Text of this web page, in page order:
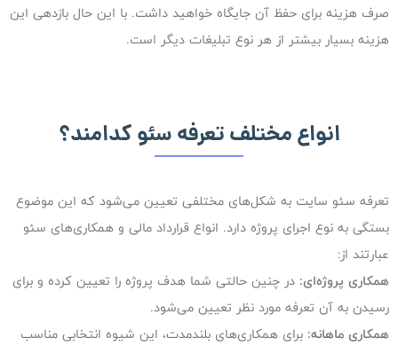
صرف هزینه برای حفظ آن جایگاه خواهید داشت. با این حال بازدهی این
هزینه بسیار بیشتر از هر نوع تبلیغات دیگر است.
انواع مختلف تعرفه سئو کدامند؟
تعرفه سئو سایت به شکل‌های مختلفی تعیین می‌شود که این موضوع
بستگی به نوع اجرای پروژه دارد. انواع قرارداد مالی و همکاری‌های سئو
عبارتند از:
همکاری پروژه‌ای: در چنین حالتی شما هدف پروژه را تعیین کرده و برای
رسیدن به آن تعرفه‌ مورد نظر تعیین می‌شود.
همکاری ماهانه: برای همکاری‌های بلندمدت، این شیوه انتخابی مناسب